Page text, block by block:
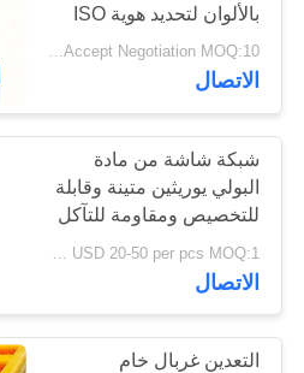
بالألوان لتحديد هوية ISO
9001
Price Accept Negotiation MOQ:10 قطع
الاتصال
شبكة شاشة من مادة
البولي يوريثين متينة وقابلة
للتخصيص ومقاومة للتآكل
لألواح الشاشة الاهتزازية
الاتصال
التعدين غربال خام